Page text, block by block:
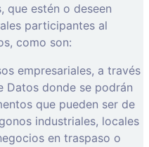
que estén o deseen
participantes al
como son:
empresariales, a través
Datos donde se podrán
que pueden ser de
industriales, locales
en traspaso o